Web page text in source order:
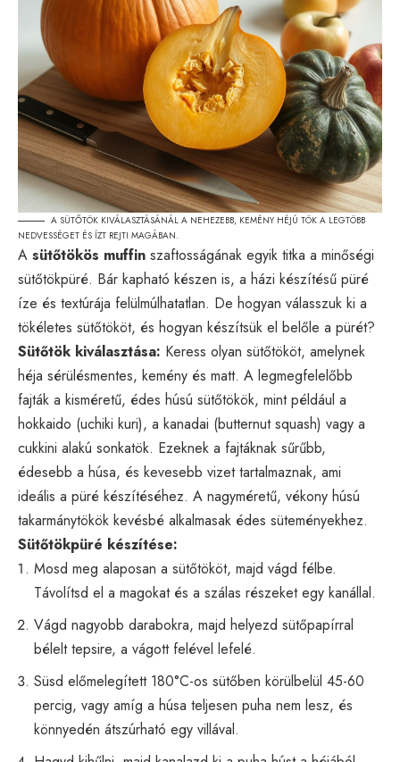
A SÜTŐTÖK KIVÁLASZTÁSÁNÁL A NEHEZEBB, KEMÉNY HÉJÚ TÖK A LEGTÖBB
NEDVESSÉGET ÉS ÍZT REJTI MAGÁBAN.
A sütőtökös muffin szaftosságának egyik titka a minőségi
sütőtökpüré. Bár kapható készen is, a házi készítésű püré
íze és textúrája felülmúlhatatlan. De hogyan válasszuk ki a
tökéletes sütőtököt, és hogyan készítsük el belőle a pürét?
Sütőtök kiválasztása: Keress olyan sütőtököt, amelynek
héja sérülésmentes, kemény és matt. A legmegfelelőbb
fajták a kisméretű, édes húsú sütőtökök, mint például a
hokkaido (uchiki kuri), a kanadai (butternut squash) vagy a
cukkini alakú sonkatök. Ezeknek a fajtáknak sűrűbb,
édesebb a húsa, és kevesebb vizet tartalmaznak, ami
ideális a püré készítéséhez. A nagyméretű, vékony húsú
takarmánytökök kevésbé alkalmasak édes süteményekhez.
Sütőtökpüré készítése:
Mosd meg alaposan a sütőtököt, majd vágd félbe.
Távolítsd el a magokat és a szálas részeket egy kanállal.
Vágd nagyobb darabokra, majd helyezd sütőpapírral
bélelt tepsire, a vágott felével lefelé.
Süsd előmelegített 180°C-os sütőben körülbelül 45-60
percig, vagy amíg a húsa teljesen puha nem lesz, és
könnyedén átszúrható egy villával.